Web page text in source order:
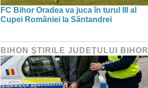
FC Bihor Oradea va juca în turul III al
Cupei României la Sântandrei
BIHON ŞTIRILE JUDEŢULUI BIHOR